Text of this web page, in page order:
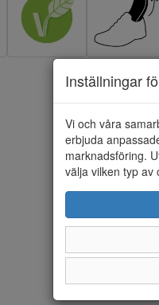
Inställningar
Vi och våra
erbjuda
marknadsföring.
välja vilken typ av